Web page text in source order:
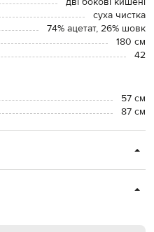
суха чистка
74% ацетат, 26% шовк
180 см
42
57 см
87 см